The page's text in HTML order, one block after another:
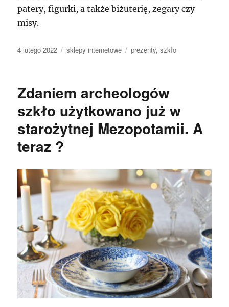
patery, figurki, a także biżuterię, zegary czy
misy.
Data
4 lutego 2022 Kategorie
sklepy internetowe Tagi
prezenty,szkło
Zdaniem archeologów
szkło użytkowano już w
starożytnej Mezopotamii. A
teraz ?